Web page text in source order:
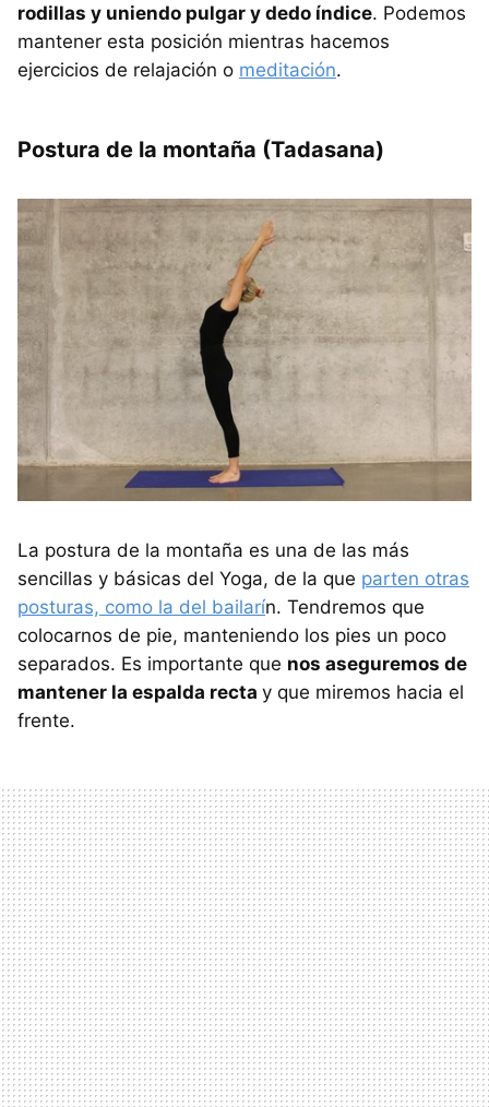
rodillas y uniendo pulgar y dedo índice. Podemos
mantener esta posición mientras hacemos
ejercicios de relajación o meditación.
Postura de la montaña (Tadasana)
La postura de la montaña es una de las más
sencillas y básicas del Yoga, de la que parten otras
posturas, como la del bailarín. Tendremos que
colocarnos de pie, manteniendo los pies un poco
separados. Es importante que nos aseguremos de
mantener la espalda recta y que miremos hacia el
frente.